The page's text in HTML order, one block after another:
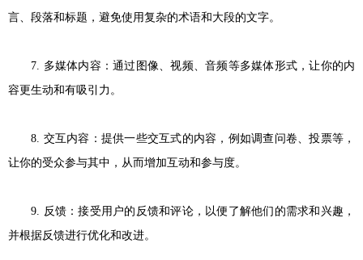
言、段落和标题，避免使用复杂的术语和大段的文字。
7. 多媒体内容：通过图像、视频、音频等多媒体形式，让你的内
容更生动和有吸引力。
8. 交互内容：提供一些交互式的内容，例如调查问卷、投票等，
让你的受众参与其中，从而增加互动和参与度。
9. 反馈：接受用户的反馈和评论，以便了解他们的需求和兴趣，
并根据反馈进行优化和改进。